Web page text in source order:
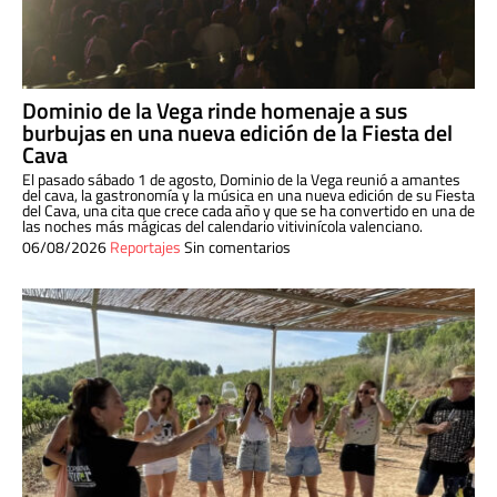
Dominio de la Vega rinde homenaje a sus
burbujas en una nueva edición de la Fiesta del
Cava
El pasado sábado 1 de agosto, Dominio de la Vega reunió a amantes
del cava, la gastronomía y la música en una nueva edición de su Fiesta
del Cava, una cita que crece cada año y que se ha convertido en una de
las noches más mágicas del calendario vitivinícola valenciano.
06/08/2026ReportajesSin comentarios